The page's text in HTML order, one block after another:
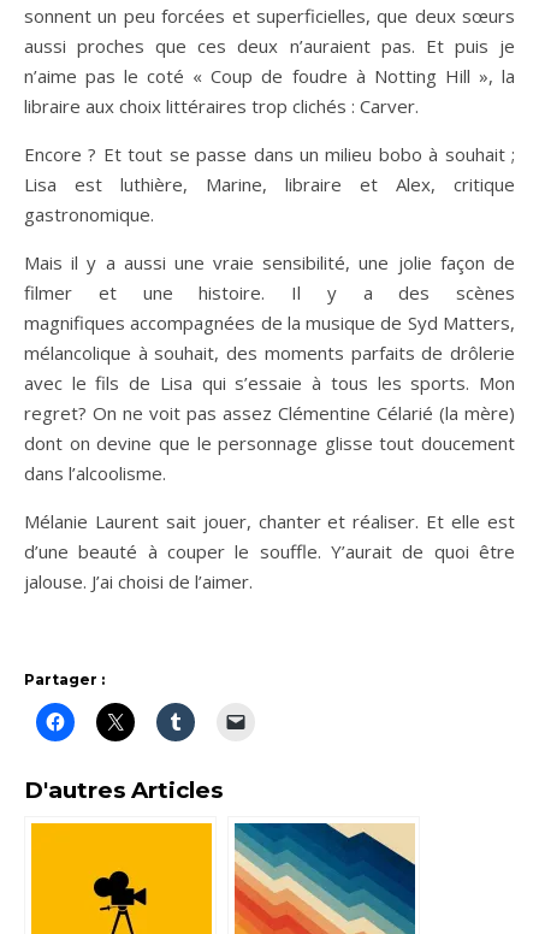
sonnent un peu forcées et superficielles, que deux sœurs
aussi proches que ces deux n’auraient pas. Et puis je
n’aime pas le coté « Coup de foudre à Notting Hill », la
libraire aux choix littéraires trop clichés : Carver.
Encore ? Et tout se passe dans un milieu bobo à souhait ;
Lisa est luthière, Marine, libraire et Alex, critique
gastronomique.
Mais il y a aussi une vraie sensibilité, une jolie façon de
filmer et une histoire. Il y a des scènes
magnifiques accompagnées de la musique de Syd Matters,
mélancolique à souhait, des moments parfaits de drôlerie
avec le fils de Lisa qui s’essaie à tous les sports. Mon
regret? On ne voit pas assez Clémentine Célarié (la mère)
dont on devine que le personnage glisse tout doucement
dans l’alcoolisme.
Mélanie Laurent sait jouer, chanter et réaliser. Et elle est
d’une beauté à couper le souffle. Y’aurait de quoi être
jalouse. J’ai choisi de l’aimer.
Partager :
D'autres Articles